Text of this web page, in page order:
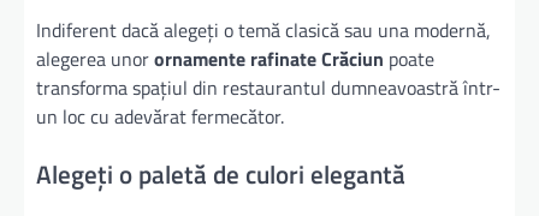
Indiferent dacă alegeți o temă clasică sau una modernă,
alegerea unorornamente rafinate Crăciun poate
transforma spațiul din restaurantul dumneavoastră într-
un loc cu adevărat fermecător.
Alegeți o paletă de culori elegantă